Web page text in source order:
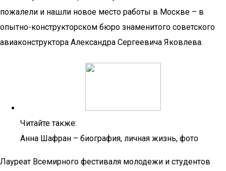
пожалели и нашли новое место работы в Москве – в
опытно-конструкторском бюро знаменитого советского
авиаконструктора Александра Сергеевича Яковлева.
Читайте также:
Анна Шафран – биография, личная жизнь, фото
Лауреат Всемирного фестиваля молодежи и студентов